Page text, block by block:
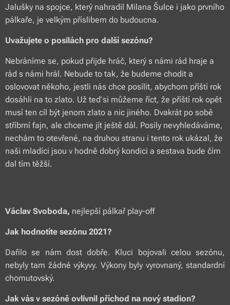
Jalušky na spojce, který nahradil Milana Šulce i jako prvního
pálkaře, je velkým příslibem do budoucna.
Uvažujete o posilách pro další sezónu?
Nebráníme se, pokud přijde hráč, který s námi rád hraje a
rád s námi hrál. Nebude to tak, že budeme chodit a
oslovovat někoho, jestli nás chce posílit, abychom příští rok
dosáhli na to zlato. Už teď si můžeme říct, že příští rok opět
musí ten cíl být jenom zlato a nic jiného. Dvakrát po sobě
stříbrní fajn, ale chceme jít ještě dál. Posily nevyhledáváme,
nechám to otevřené, na druhou stranu i tento rok ukázal, že
naši mladíci jsou v hodně dobrý kondici a sestava bude čím
dal tím těžší.
Václav Svoboda, nejlepší pálkař play-off
Jak hodnotíte sezónu 2021?
Dařilo se nám dost dobře. Kluci bojovali celou sezónu,
nebyly tam žádné výkyvy. Výkony byly vyrovnaný, standardní
chomutovský.
Jak vás v sezóně ovlivnil příchod na nový stadion?